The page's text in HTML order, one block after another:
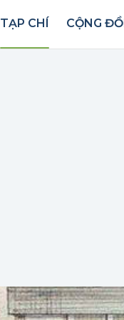
TẠP CHÍ CỘNG